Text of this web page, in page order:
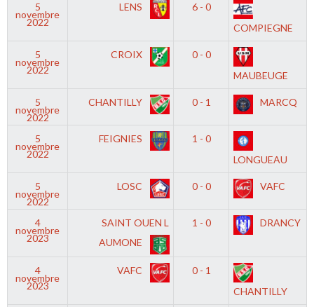
5
novembre
2022
LENS
6 - 0
COMPIEGNE
5
novembre
2022
CROIX
0 - 0
MAUBEUGE
5
novembre
2022
CHANTILLY 0 - 1 MARCQ
5
novembre
2022
FEIGNIES
1 - 0
LONGUEAU
5
novembre
2022
LOSC 0 - 0 VAFC
4
novembre
2023
SAINT OUEN L
AUMONE
1 - 0 DRANCY
4
novembre
2023
VAFC
0 - 1
CHANTILLY